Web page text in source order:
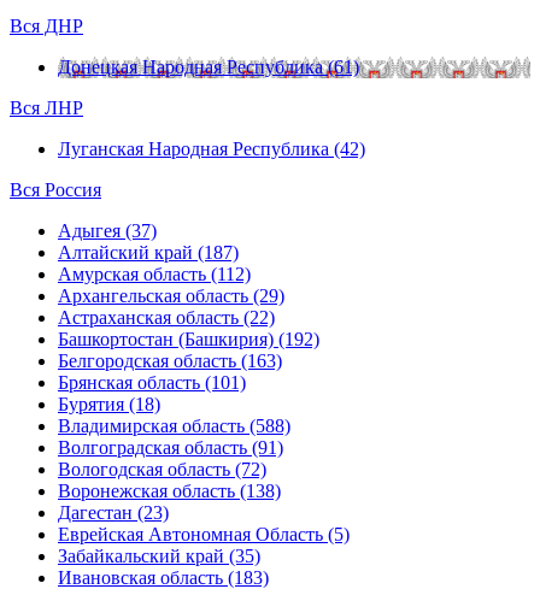
Вся ДНР
Донецкая Народная Республика (61)
Вся ЛНР
Луганская Народная Республика (42)
Вся Россия
Адыгея (37)
Алтайский край (187)
Амурская область (112)
Архангельская область (29)
Астраханская область (22)
Башкортостан (Башкирия) (192)
Белгородская область (163)
Брянская область (101)
Бурятия (18)
Владимирская область (588)
Волгоградская область (91)
Вологодская область (72)
Воронежская область (138)
Дагестан (23)
Еврейская Автономная Область (5)
Забайкальский край (35)
Ивановская область (183)